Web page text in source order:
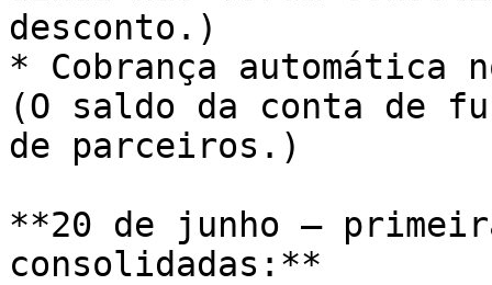
desconto.)
* Cobrança automática
(O saldo da conta de
de parceiros.)
**20 de junho —
consolidadas:**